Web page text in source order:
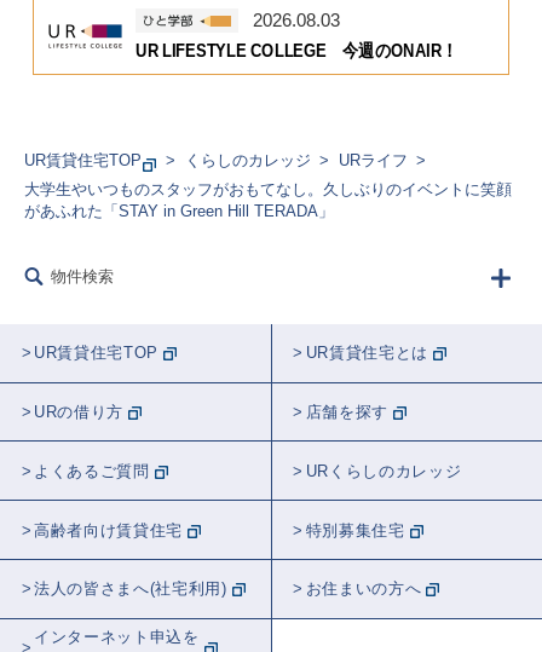
2026.08.03
UR LIFESTYLE COLLEGE 今週のONAIR！
UR賃貸住宅TOP くらしのカレッジ
URライフ
大学生やいつものスタッフがおもてなし。久しぶりのイベントに笑顔
があふれた「STAY in Green Hill TERADA」
物件検索
UR賃貸住宅TOP UR賃貸住宅とは
URの借り方 店舗を探す
よくあるご質問 URくらしのカレッジ
高齢者向け賃貸住宅 特別募集住宅
法人の皆さまへ(社宅利用) お住まいの方へ
インターネット申込を